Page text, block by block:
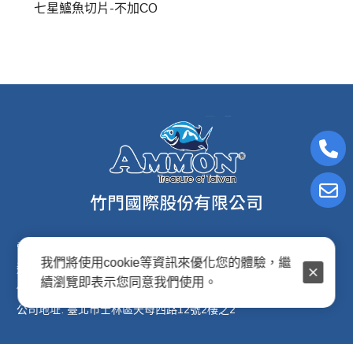
七星鱸魚切片-不加CO
電子信箱:ammon8@ms22.hinet.net
連絡電話: (02)2876-2691
傳真專線: (02)2876-2692
公司地址: 臺北市士林區天母西路12號2樓之2
我們將使用cookie等資訊來優化您的體驗，繼
續瀏覽即表示您同意我們使用。